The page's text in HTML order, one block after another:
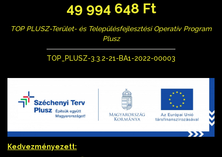
49 994 648 Ft
TOP PLUSZ-Terület- és Településfejlesztési Operatív Program
Plusz
TOP_PLUSZ-3.3.2-21-BA1-2022-00003
Kedvezményezett: